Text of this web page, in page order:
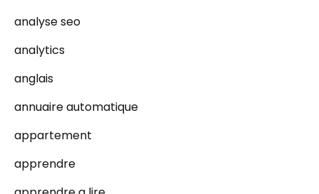
analyse seo
analytics
anglais
annuaire automatique
appartement
apprendre